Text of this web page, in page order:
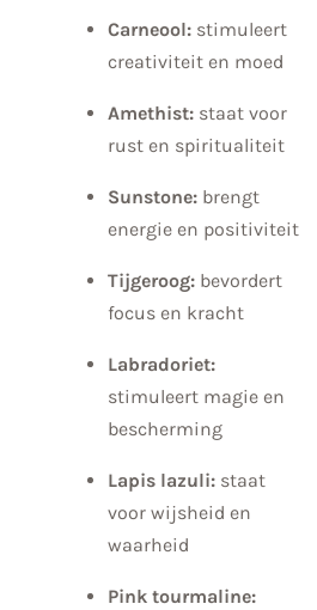
Carneool: stimuleert
creativiteit en moed
Amethist: staat voor
rust en spiritualiteit
Sunstone: brengt
energie en positiviteit
Tijgeroog: bevordert
focus en kracht
Labradoriet:
stimuleert magie en
bescherming
Lapis lazuli: staat
voor wijsheid en
waarheid
Pink tourmaline: